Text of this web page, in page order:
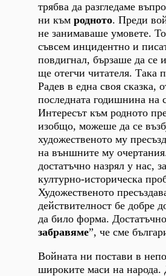
трябва да разгледаме
ни към родното. Преди
не занимаваше умовете.
съвсем инцидентно и
повдигнал, бързаше да се
ще отегчи читателя. Така
Радев в една своя сказка,
последната годишнина на
Интересът към родното
изобщо, можеше да се
художественото му
на външните му
достатъчно назрял у нас,
културно-историческа
Художественото
действителност бе добре
да било форма.
забравяме”, че сме
Войната ни постави в
широките маси на народа.